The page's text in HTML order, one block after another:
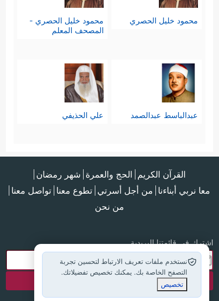
محمود خليل الحصري
محمود خليل الحصري -
المصحف المعلم
عبدالباسط عبدالصمد علي الحذيفي
القرآن الكريم الحج والعمرة شهر رمضان
معا نربي أبناءنا من أجل أسرتي تطوع معنا تواصل معنا
من نحن
اشترك في قائمتنا البريدية
نستخدم ملفات تعريف الارتباط لتحسين تجربة
التصفح الخاصة بك. يمكنك تخصيص تفضيلاتك.
تخصيص